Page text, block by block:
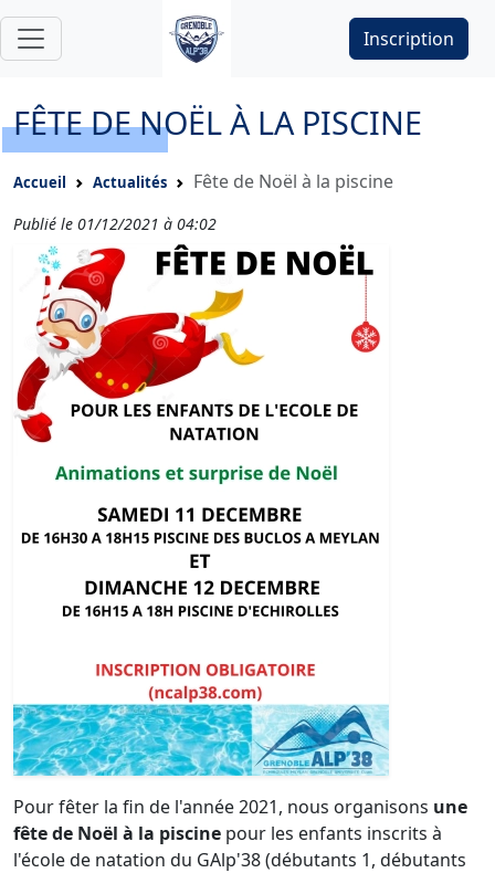
Inscription
FÊTE DE NOËL À LA PISCINE
Accueil Actualités Fête de Noël à la piscine
Publié le 01/12/2021 à 04:02
Pour fêter la fin de l'année 2021, nous organisons une
fête de Noël à la piscine pour les enfants inscrits à
l'école de natation du GAlp'38 (débutants 1, débutants